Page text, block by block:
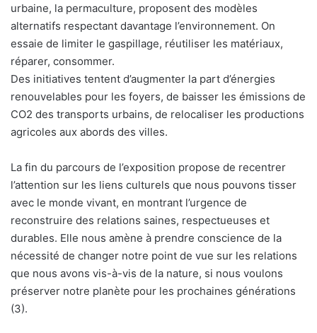
urbaine, la permaculture, proposent des modèles
alternatifs respectant davantage l’environnement. On
essaie de limiter le gaspillage, réutiliser les matériaux,
réparer, consommer.
Des initiatives tentent d’augmenter la part d’énergies
renouvelables pour les foyers, de baisser les émissions de
CO2 des transports urbains, de relocaliser les productions
agricoles aux abords des villes.
La fin du parcours de l’exposition propose de recentrer
l’attention sur les liens culturels que nous pouvons tisser
avec le monde vivant, en montrant l’urgence de
reconstruire des relations saines, respectueuses et
durables. Elle nous amène à prendre conscience de la
nécessité de changer notre point de vue sur les relations
que nous avons vis-à-vis de la nature, si nous voulons
préserver notre planète pour les prochaines générations
(3).